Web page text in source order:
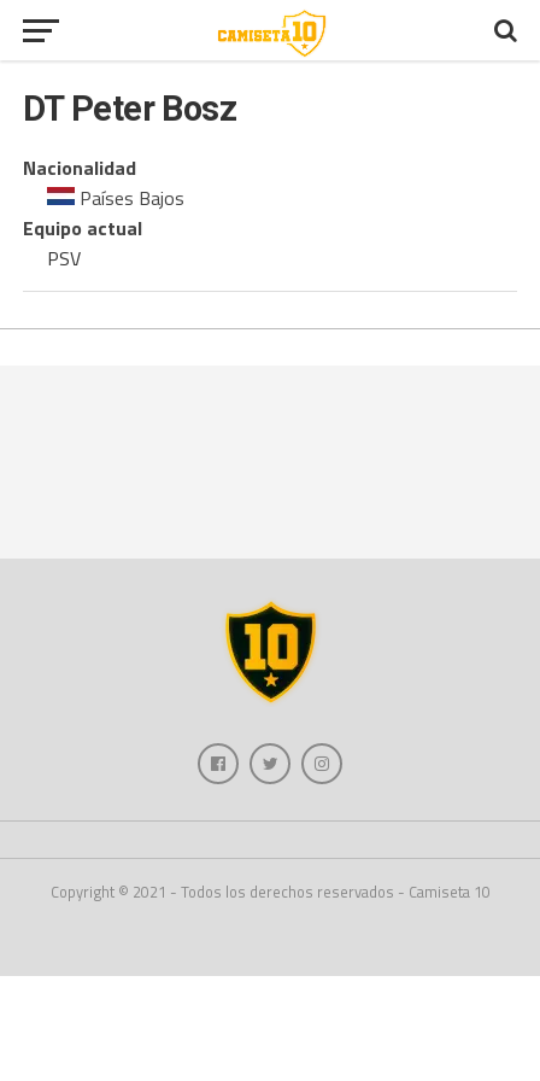
DTPeter Bosz
Nacionalidad
Países Bajos
Equipo actual
PSV
Copyright © 2021 - Todos los derechos reservados - Camiseta 10